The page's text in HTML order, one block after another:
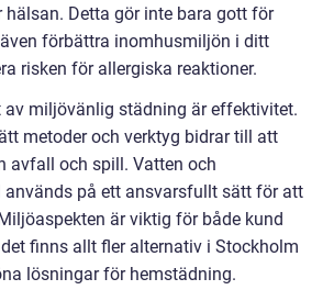
Detta gör inte bara gott för
förbättra inomhusmiljön i ditt
risken för allergiska reaktioner.
av miljövänlig städning är effektivitet.
metoder och verktyg bidrar till att
avfall och spill. Vatten och
används på ett ansvarsfullt sätt för att
är viktig för både kund
finns allt fler alternativ i Stockholm
lösningar för hemstädning.